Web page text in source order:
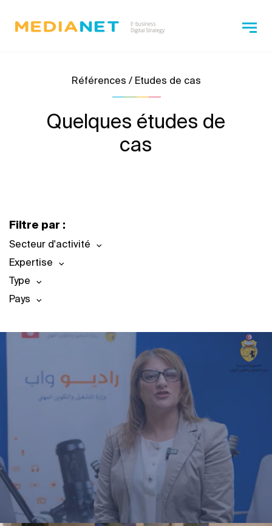
Références / Etudes de cas
Quelques études de
cas
Filtre par :
Secteur d'activité
Expertise
Type
Pays